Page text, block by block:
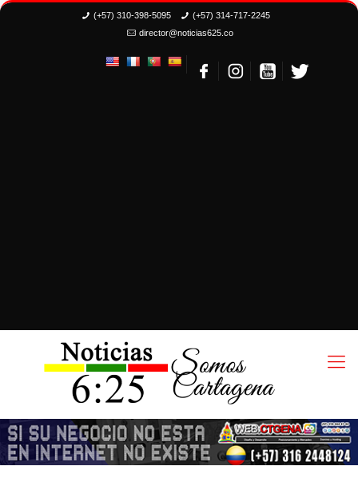
(+57) 310-398-5095
(+57) 314-717-2245
director@noticias625.co